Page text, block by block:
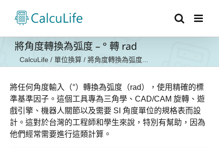
將角度轉換為弧度 – ° 轉 rad
CalcuLife / 單位換算 / 將角度轉換為弧度...
將任何角度輸入（°）轉換為弧度（rad），使用精確的標
準基準因子。這個工具專為三角學、CAD/CAM 旋轉、遊
戲引擎、機器人關節以及需要 SI 角度單位的規格表而設
計。這對於台灣的工程師和學生來說，特別有幫助，因為
他們經常需要進行這類計算。